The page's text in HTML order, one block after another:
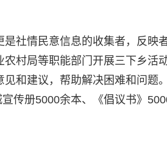
社情民意信息的收集者，反映
村局等职能部门开展三下乡活
和建议，帮助解决困难和问题
传册5000余本、《倡议书》